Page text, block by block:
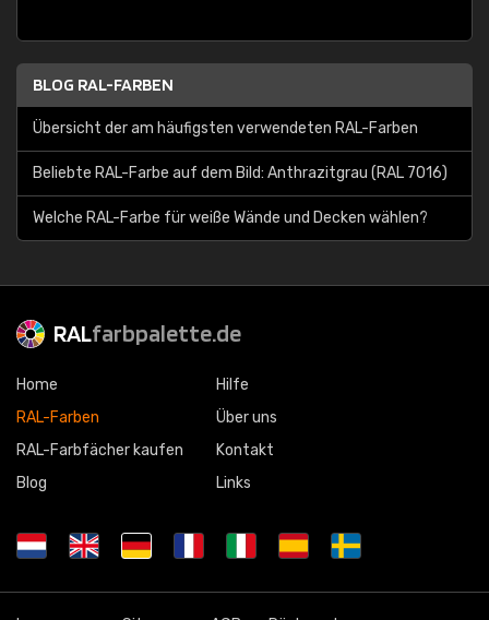
BLOG RAL-FARBEN
Übersicht der am häufigsten verwendeten RAL-Farben
Beliebte RAL-Farbe auf dem Bild: Anthrazitgrau (RAL 7016)
Welche RAL-Farbe für weiße Wände und Decken wählen?
RALfarbpalette.de
Home
RAL-Farben
RAL-Farbfächer kaufen
Blog
Hilfe
Über uns
Kontakt
Links